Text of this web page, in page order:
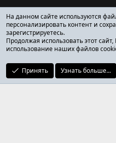
Поделиться страницей
Facebook
X (Twitter)
Reddit
ОТЗЫВЫ ОНЛАЙН ФОРУМ
На данном сайте используются
персонализировать контент и
зарегистрируетесь.
Продолжая использовать этот
использование наших файлов
Принять Узнать больше...